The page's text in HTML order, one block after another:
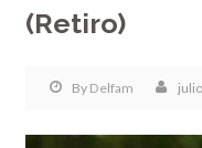
(Retiro)
By Delfam